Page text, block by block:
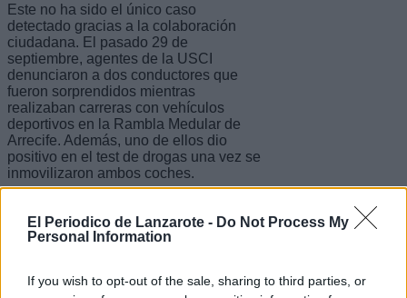
El Periodico de Lanzarote - Do Not Process My
Personal Information
If you wish to opt-out of the sale, sharing to third parties, or
Este no ha sido el único caso
detectado gracias a la colaboración
ciudadana. El pasado 29 de
septiembre, agentes de la USCI
denunciaron a dos conductores que
fueron sorprendidos mientras
realizaban carreras con vehículos
deportivos en la Rambla Medular de
Arrecife. Además, uno de ellos dio
positivo en el test de drogas una vez se
inmovilizaron ambos coches.
forma temeraria varían desde pérdida
de puntos en el caso menos grave
seguridad vial. Cualquier ciudadano